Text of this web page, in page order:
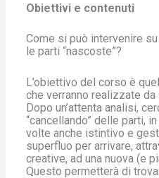
realizzazione
proprio
segno
quantità
Obiettivi e contenuti
Come si può intervenire
le parti “nascoste”?
L’obiettivo del corso è
che verranno realizzate da
Dopo un’attenta analisi,
“cancellando” delle parti,
volte anche istintivo e
superfluo per arrivare,
creative, ad una nuova (e
Questo permetterà di